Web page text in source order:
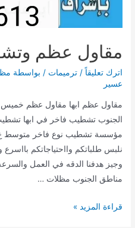
مقاول عظم
اترك تعليقاً /ترميمات / بواسطة
عسير
مقاول عظم ابها مقاول عظم خميس
الجنوب تشطيب فاخر في ابها
مؤسسة تشطيب نوع فاخر متوسط ع
نلبس طلباتكم وااحتياجاتكم
وجيز هدفنا الدقه في العمل
مناطق الجنوب مظلات …
مقاول
قراءة المزيد »